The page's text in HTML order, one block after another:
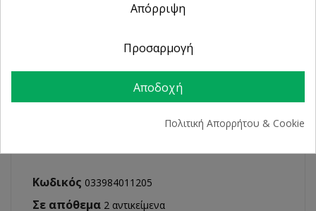
ΛΕΠΤΟΜΈΡΕΙΕΣ ΠΡΟΪΌΝΤΟΣ
Κωδικός 033984011205
Σε απόθεμα 2 αντικείμενα
Απόρριψη
Προσαρμογή
Αποδοχή
Πολιτική Απορρήτου & Cookie